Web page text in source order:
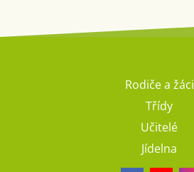
Rodiče a žáci
Třídy
Učitelé
Jídelna